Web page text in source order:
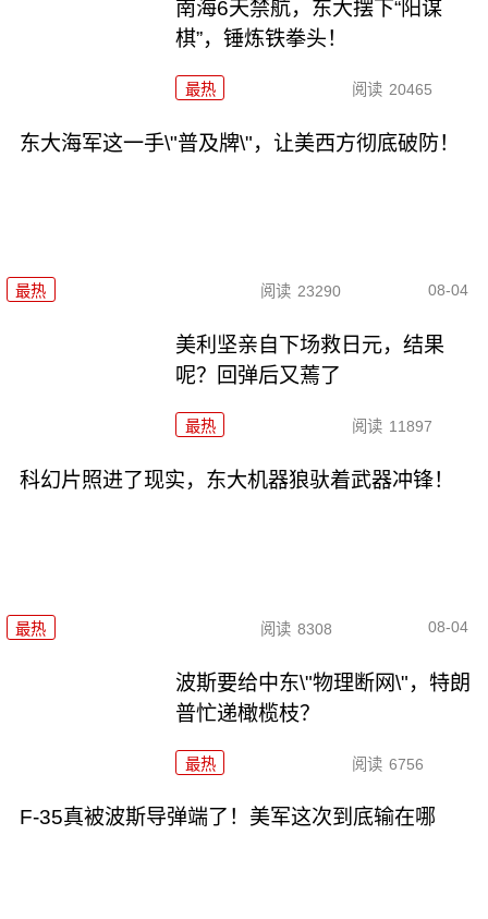
南海6天禁航，东大摆下“阳谋
棋”，锤炼铁拳头！
最热 阅读 20465
东大海军这一手\"普及牌\"，让美西方彻底破防！
最热 阅读 23290 08-04
美利坚亲自下场救日元，结果
呢？回弹后又蔫了
最热 阅读 11897
科幻片照进了现实，东大机器狼驮着武器冲锋！
最热 阅读 8308 08-04
波斯要给中东\"物理断网\"，特朗
普忙递橄榄枝？
最热 阅读 6756
F-35真被波斯导弹端了！美军这次到底输在哪